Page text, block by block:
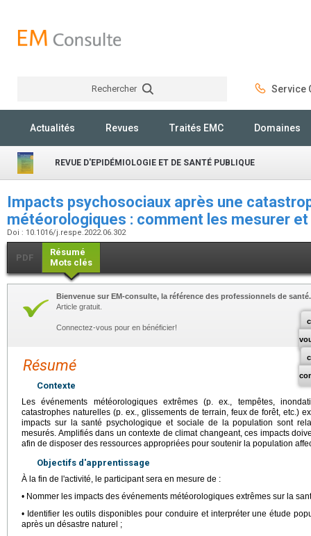
Rechercher Service
Actualités Revues Traités EMC Domaines
REVUE D'EPIDÉMIOLOGIE ET DE SANTÉ PUBLIQUE
Impacts psychosociaux après une
météorologiques : comment les mesurer
Doi : 10.1016/j.respe.2022.06.302
PDF
Résumé
Mots clés
Bienvenue sur EM-consulte, la référence des professionnels de santé.
Article gratuit.
Connectez-vous pour en bénéficier!
Résumé
Contexte
Les événements météorologiques extrêmes (p. ex., tempêtes,
catastrophes naturelles (p. ex., glissements de terrain, feux de forêt, etc.)
impacts sur la santé psychologique et sociale de la population sont
mesurés. Amplifiés dans un contexte de climat changeant, ces impacts
afin de disposer des ressources appropriées pour soutenir la population
Objectifs d'apprentissage
À la fin de l'activité, le participant sera en mesure de :
• Nommer les impacts des événements météorologiques extrêmes sur la
• Identifier les outils disponibles pour conduire et interpréter une étude
après un désastre naturel ;